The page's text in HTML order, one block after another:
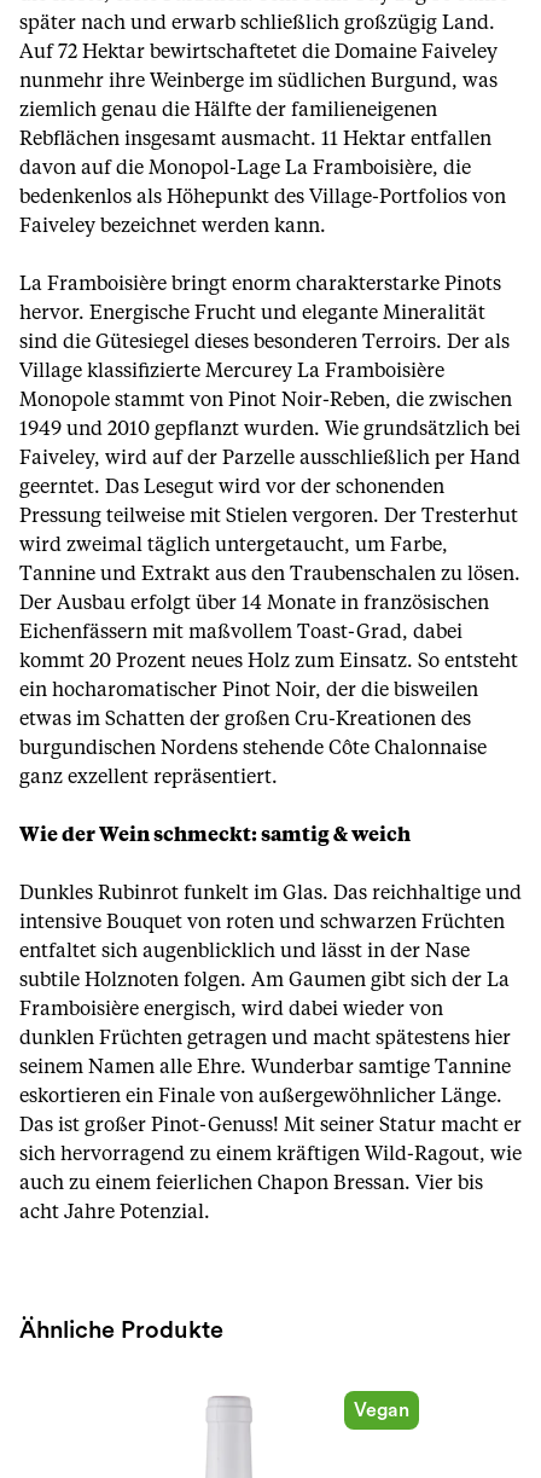
später nach und erwarb schließlich großzügig Land.
Auf 72 Hektar bewirtschaftetet die Domaine Faiveley
nunmehr ihre Weinberge im südlichen Burgund, was
ziemlich genau die Hälfte der familieneigenen
Rebflächen insgesamt ausmacht. 11 Hektar entfallen
davon auf die Monopol-Lage La Framboisière, die
bedenkenlos als Höhepunkt des Village-Portfolios von
Faiveley bezeichnet werden kann.
La Framboisière bringt enorm charakterstarke Pinots
hervor. Energische Frucht und elegante Mineralität
sind die Gütesiegel dieses besonderen Terroirs. Der als
Village klassifizierte Mercurey La Framboisière
Monopole stammt von Pinot Noir-Reben, die zwischen
1949 und 2010 gepflanzt wurden. Wie grundsätzlich bei
Faiveley, wird auf der Parzelle ausschließlich per Hand
geerntet. Das Lesegut wird vor der schonenden
Pressung teilweise mit Stielen vergoren. Der Tresterhut
wird zweimal täglich untergetaucht, um Farbe,
Tannine und Extrakt aus den Traubenschalen zu lösen.
Der Ausbau erfolgt über 14 Monate in französischen
Eichenfässern mit maßvollem Toast-Grad, dabei
kommt 20 Prozent neues Holz zum Einsatz. So entsteht
ein hocharomatischer Pinot Noir, der die bisweilen
etwas im Schatten der großen Cru-Kreationen des
burgundischen Nordens stehende Côte Chalonnaise
ganz exzellent repräsentiert.
Wie der Wein schmeckt: samtig & weich
Dunkles Rubinrot funkelt im Glas. Das reichhaltige und
intensive Bouquet von roten und schwarzen Früchten
entfaltet sich augenblicklich und lässt in der Nase
subtile Holznoten folgen. Am Gaumen gibt sich der La
Framboisière energisch, wird dabei wieder von
dunklen Früchten getragen und macht spätestens hier
seinem Namen alle Ehre. Wunderbar samtige Tannine
eskortieren ein Finale von außergewöhnlicher Länge.
Das ist großer Pinot-Genuss! Mit seiner Statur macht er
sich hervorragend zu einem kräftigen Wild-Ragout, wie
auch zu einem feierlichen Chapon Bressan. Vier bis
acht Jahre Potenzial.
Ähnliche Produkte
Vegan